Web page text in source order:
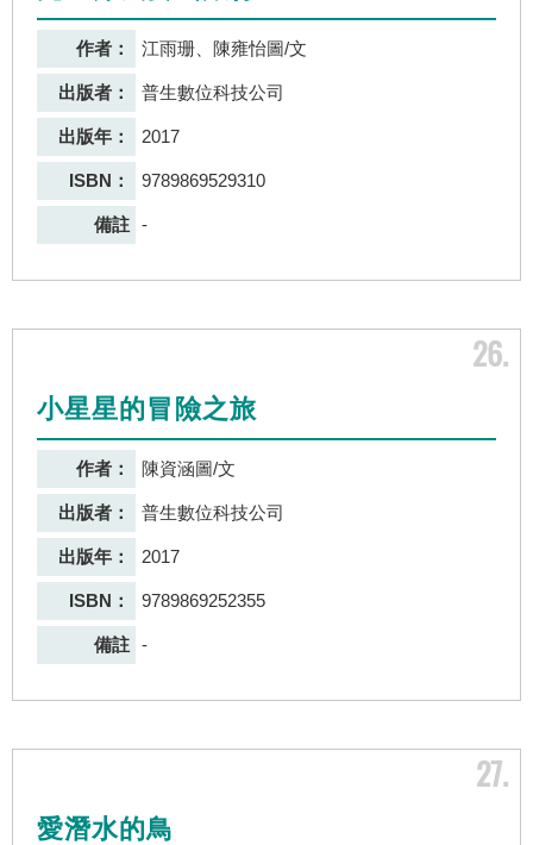
作者： 江雨珊、陳雍怡圖/文
出版者： 普生數位科技公司
出版年： 2017
ISBN： 9789869529310
備註 -
26
小星星的冒險之旅
作者： 陳資涵圖/文
出版者： 普生數位科技公司
出版年： 2017
ISBN： 9789869252355
備註 -
27
愛潛水的鳥